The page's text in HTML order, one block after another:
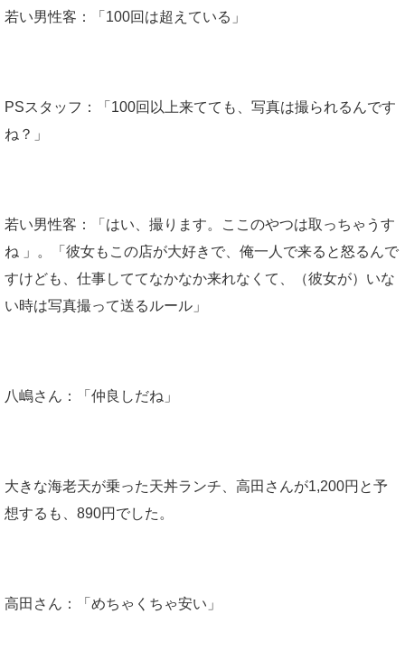
若い男性客：「100回は超えている」
PSスタッフ：「100回以上来てても、写真は撮られるんです
ね？」
若い男性客：「はい、撮ります。ここのやつは取っちゃうす
ね 」。「彼女もこの店が大好きで、俺一人で来ると怒るんで
すけども、仕事しててなかなか来れなくて、（彼女が）いな
い時は写真撮って送るルール」
八嶋さん：「仲良しだね」
大きな海老天が乗った天丼ランチ、高田さんが1,200円と予
想するも、890円でした。
高田さん：「めちゃくちゃ安い」